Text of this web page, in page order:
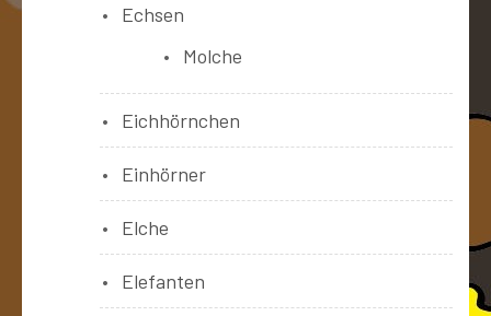
Echsen
Molche
Eichhörnchen
Einhörner
Elche
Elefanten